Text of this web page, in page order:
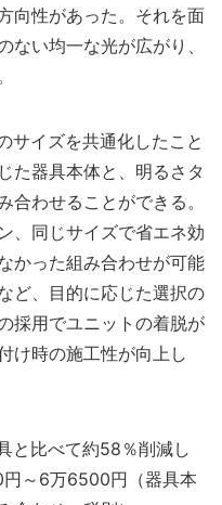
向性があった。それを面
ない均一な光が広がり、
サイズを共通化したこと
た器具本体と、明るさタ
合わせることができる。
、同じサイズで省エネ効
かった組み合わせが可能
ど、目的に応じた選択の
採用でユニットの着脱が
け時の施工性が向上し
と比べて約58％削減し
～6万6500円（器具本